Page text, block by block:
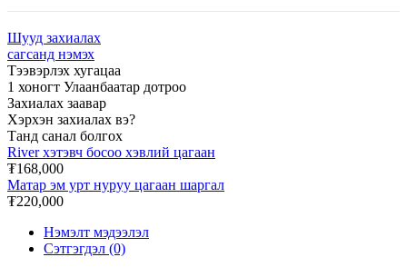
Шууд захиалах
сагсанд нэмэх
Тээвэрлэх хугацаа
1 хоногт Улаанбаатар дотроо
Захиалах заавар
Хэрхэн захиалах вэ?
Танд санал болгох
River хэтэвч босоо хэвлий цагаан
₮168,000
Матар эм урт нуруу цагаан шаргал
₮220,000
Нэмэлт мэдээлэл
Сэтгэгдэл (0)